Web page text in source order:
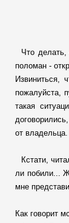
Что
поломан -
Извиниться,
пожалуйста,
такая
от
Кстати,
ли побили...
мне
Как говорит